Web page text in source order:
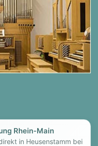
Rhein-Main
in Heusenstamm bei